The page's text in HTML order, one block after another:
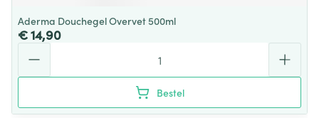
Aderma Douchegel Overvet 500ml
€ 14,90
Bestel